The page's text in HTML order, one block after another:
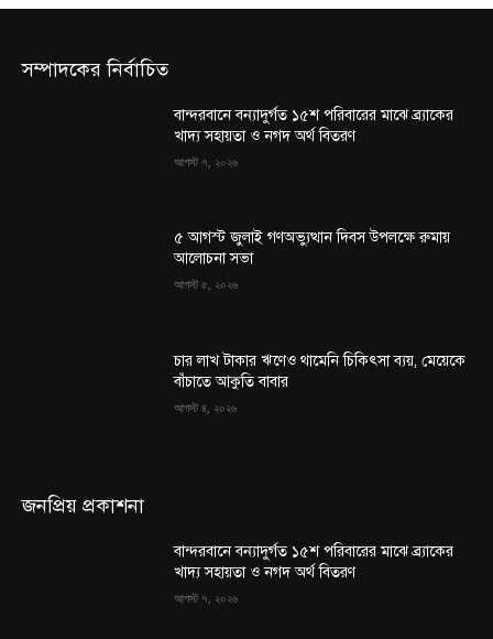
সম্পাদকের নির্বাচিত
বান্দরবানে বন্যাদুর্গত ১৫শ পরিবারের মাঝে ব্র্যাকের
খাদ্য সহায়তা ও নগদ অর্থ বিতরণ
আগস্ট ৭, ২০২৬
৫ আগস্ট জুলাই গণঅভ্যুত্থান দিবস উপলক্ষে রুমায়
আলোচনা সভা
আগস্ট ৫, ২০২৬
চার লাখ টাকার ঋণেও থামেনি চিকিৎসা ব্যয়, মেয়েকে
বাঁচাতে আকুতি বাবার
আগস্ট ৪, ২০২৬
জনপ্রিয় প্রকাশনা
বান্দরবানে বন্যাদুর্গত ১৫শ পরিবারের মাঝে ব্র্যাকের
খাদ্য সহায়তা ও নগদ অর্থ বিতরণ
আগস্ট ৭, ২০২৬